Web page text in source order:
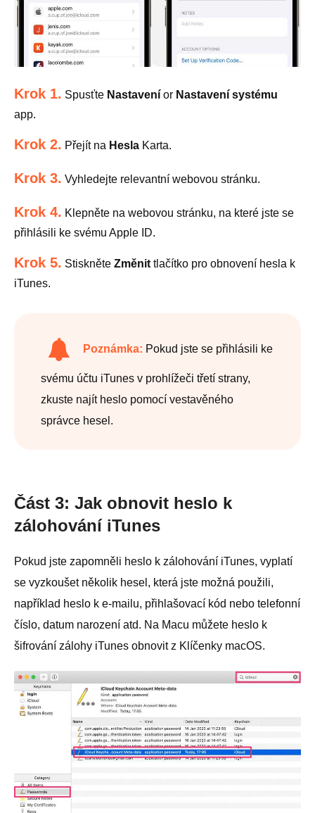
Krok 1. Spusťte Nastavení or Nastavení systému
app.
Krok 2. Přejít na Hesla Karta.
Krok 3. Vyhledejte relevantní webovou stránku.
Krok 4. Klepněte na webovou stránku, na které jste se
přihlásili ke svému Apple ID.
Krok 5. Stiskněte Změnit tlačítko pro obnovení hesla k
iTunes.
Poznámka: Pokud jste se přihlásili ke
svému účtu iTunes v prohlížeči třetí strany,
zkuste najít heslo pomocí vestavěného
správce hesel.
Část 3: Jak obnovit heslo k
zálohování iTunes
Pokud jste zapomněli heslo k zálohování iTunes, vyplatí
se vyzkoušet několik hesel, která jste možná použili,
například heslo k e-mailu, přihlašovací kód nebo telefonní
číslo, datum narození atd. Na Macu můžete heslo k
šifrování zálohy iTunes obnovit z Klíčenky macOS.